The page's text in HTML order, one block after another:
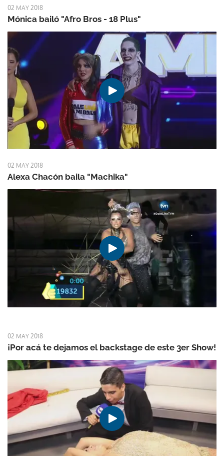
02 MAY 2018
Mónica bailó "Afro Bros - 18 Plus"
02 MAY 2018
Alexa Chacón baila "Machika"
02 MAY 2018
¡Por acá te dejamos el backstage de este 3er Show!